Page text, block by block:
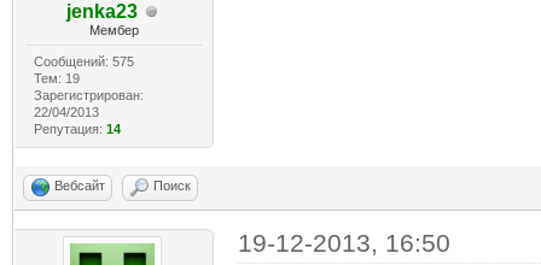
jenka23
Мембер
Сообщений: 575
Тем: 19
Зарегистрирован:
22/04/2013
Репутация: 14
Вебсайт Поиск
19-12-2013, 16:50